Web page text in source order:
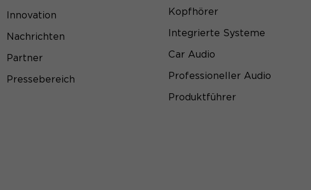
Innovation
Nachrichten
Partner
Pressebereich
Kopfhörer
Integrierte Systeme
Car Audio
Professioneller Audio
Produktführer